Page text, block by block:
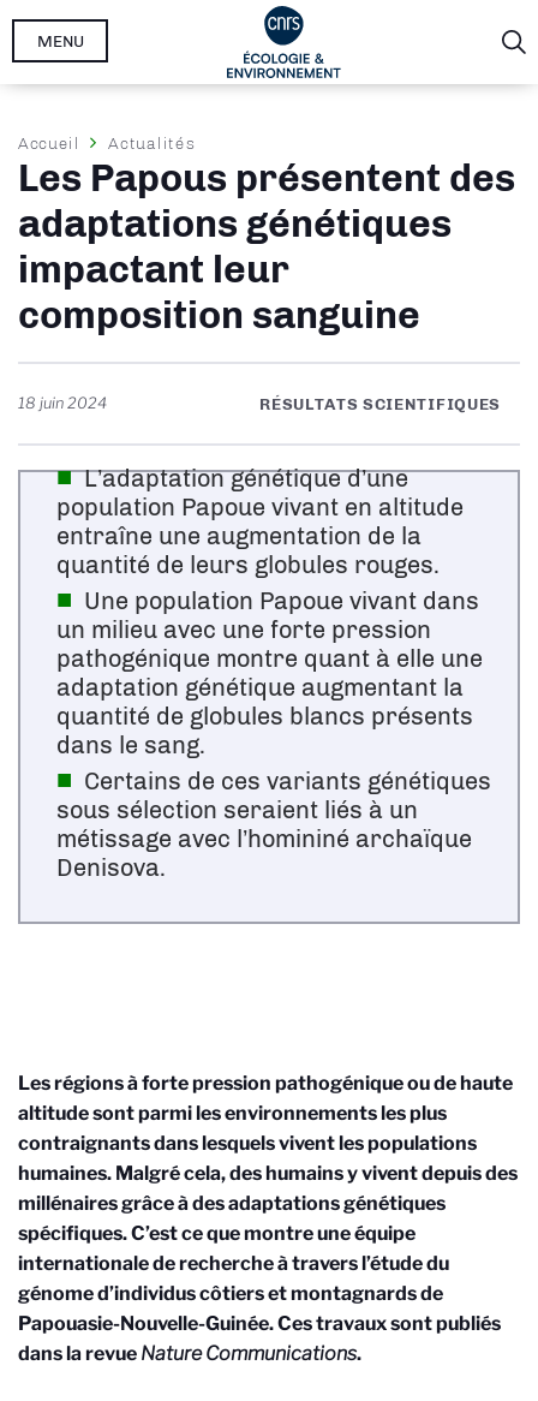
Aller
MENU
Fil
d'Ariane
Accueil Actualités
Les Papous présentent des
adaptations génétiques
impactant leur
composition sanguine
18 juin 2024 RÉSULTATS SCIENTIFIQUES
L’adaptation génétique d’une
population Papoue vivant en altitude
entraîne une augmentation de la
quantité de leurs globules rouges.
Une population Papoue vivant dans
un milieu avec une forte pression
pathogénique montre quant à elle une
adaptation génétique augmentant la
quantité de globules blancs présents
dans le sang.
Certains de ces variants génétiques
sous sélection seraient liés à un
métissage avec l’homininé archaïque
Denisova.
Les régions à forte pression pathogénique ou de haute
altitude sont parmi les environnements les plus
contraignants dans lesquels vivent les populations
humaines. Malgré cela, des humains y vivent depuis des
millénaires grâce à des adaptations génétiques
spécifiques. C’est ce que montre une équipe
internationale de recherche à travers l’étude du
génome d’individus côtiers et montagnards de
Papouasie-Nouvelle-Guinée. Ces travaux sont publiés
dans la revue Nature Communications.